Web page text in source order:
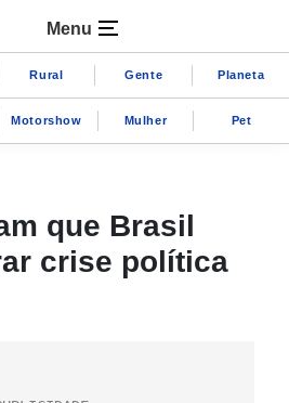
Menu
Rural Gente Planeta
Motorshow Mulher Pet
que Brasil
crise política